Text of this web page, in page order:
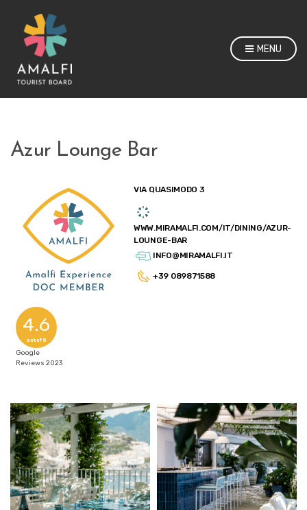
MENU
Azur Lounge Bar
VIA QUASIMODO 3
WWW.MIRAMALFI.COM/IT/DINING/AZUR-
LOUNGE-BAR
INFO@MIRAMALFI.IT
+39 089871588
4.6
out of 5
Google
Reviews 2023